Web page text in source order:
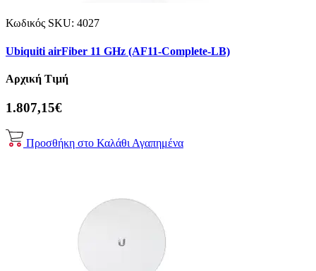
Κωδικός SKU: 4027
Ubiquiti airFiber 11 GHz (AF11-Complete-LB)
Αρχική Τιμή
1.807,15€
Προσθήκη στο Καλάθι Αγαπημένα